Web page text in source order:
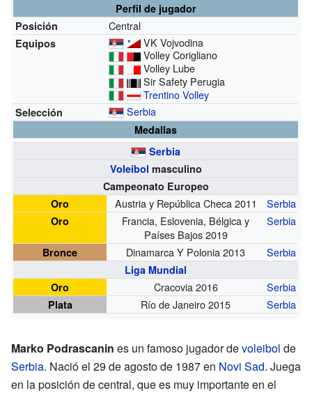
Perfil de jugador
Posición
Central
Equipos
VK Vojvodina
Volley Corigliano
Volley Lube
Sir Safety Perugia
Trentino Volley
Selección Serbia
Medallas
Serbia
Voleibol masculino
Campeonato Europeo
Oro
Austria y República Checa 2011 Serbia
Oro
Francia, Eslovenia, Bélgica y
Países Bajos 2019
Serbia
Bronce Dinamarca Y Polonia 2013 Serbia
Liga Mundial
Oro
Cracovia 2016 Serbia
Plata Río de Janeiro 2015 Serbia
Marko Podrascanin es un famoso jugador devoleibol de
Serbia. Nació el 29 de agosto de 1987 en Novi Sad. Juega
en la posición de central, que es muy importante en el